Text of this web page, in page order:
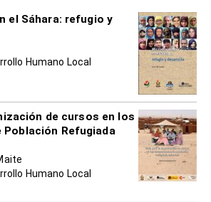
el Sáhara: refugio y
Humano Local
de cursos en los
Población Refugiada
Humano Local